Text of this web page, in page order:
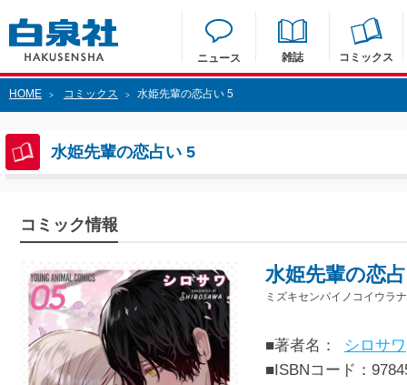
ニュース 雑誌 コミックス
HOME > コミックス > 水姫先輩の恋占い 5
水姫先輩の恋占い 5
コミック情報
水姫先輩の恋
ミズキセンパイノコイウラ
■著者名：
シロサワ
■ISBNコード：